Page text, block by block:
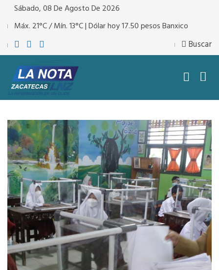
Sábado, 08 De Agosto De 2026
Máx. 21°C / Mín. 13°C | Dólar hoy 17.50 pesos Banxico
Buscar